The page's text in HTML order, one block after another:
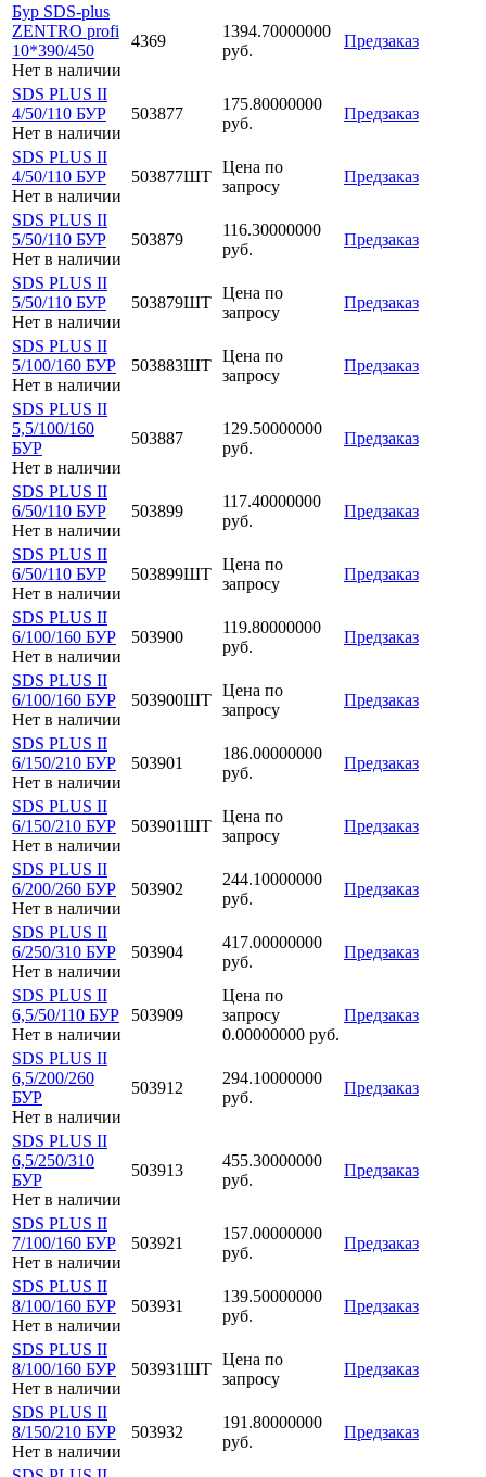
Бур SDS-plus
ZENTRO profi
10*390/450
Нет в наличии
4369
1394.70000000
руб.
Предзаказ
SDS PLUS II
4/50/110 БУР
Нет в наличии
503877
175.80000000
руб.
Предзаказ
SDS PLUS II
4/50/110 БУР
Нет в наличии
503877ШТ
Цена по
запросу
Предзаказ
SDS PLUS II
5/50/110 БУР
Нет в наличии
503879
116.30000000
руб.
Предзаказ
SDS PLUS II
5/50/110 БУР
Нет в наличии
503879ШТ
Цена по
запросу
Предзаказ
SDS PLUS II
5/100/160 БУР
Нет в наличии
503883ШТ
Цена по
запросу
Предзаказ
SDS PLUS II
5,5/100/160
БУР
Нет в наличии
503887
129.50000000
руб.
Предзаказ
SDS PLUS II
6/50/110 БУР
Нет в наличии
503899
117.40000000
руб.
Предзаказ
SDS PLUS II
6/50/110 БУР
Нет в наличии
503899ШТ
Цена по
запросу
Предзаказ
SDS PLUS II
6/100/160 БУР
Нет в наличии
503900
119.80000000
руб.
Предзаказ
SDS PLUS II
6/100/160 БУР
Нет в наличии
503900ШТ
Цена по
запросу
Предзаказ
SDS PLUS II
6/150/210 БУР
Нет в наличии
503901
186.00000000
руб.
Предзаказ
SDS PLUS II
6/150/210 БУР
Нет в наличии
503901ШТ
Цена по
запросу
Предзаказ
SDS PLUS II
6/200/260 БУР
Нет в наличии
503902
244.10000000
руб.
Предзаказ
SDS PLUS II
6/250/310 БУР
Нет в наличии
503904
417.00000000
руб.
Предзаказ
SDS PLUS II
6,5/50/110 БУР
Нет в наличии
503909
Цена по
запросу
0.00000000 руб.
Предзаказ
SDS PLUS II
6,5/200/260
БУР
Нет в наличии
503912
294.10000000
руб.
Предзаказ
SDS PLUS II
6,5/250/310
БУР
Нет в наличии
503913
455.30000000
руб.
Предзаказ
SDS PLUS II
7/100/160 БУР
Нет в наличии
503921
157.00000000
руб.
Предзаказ
SDS PLUS II
8/100/160 БУР
Нет в наличии
503931
139.50000000
руб.
Предзаказ
SDS PLUS II
8/100/160 БУР
Нет в наличии
503931ШТ
Цена по
запросу
Предзаказ
SDS PLUS II
8/150/210 БУР
Нет в наличии
503932
191.80000000
руб.
Предзаказ